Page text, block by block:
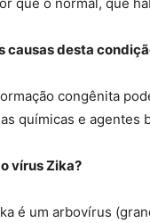
causas desta
congênita
químicas e agentes
o vírus Zika?
é um arbovírus